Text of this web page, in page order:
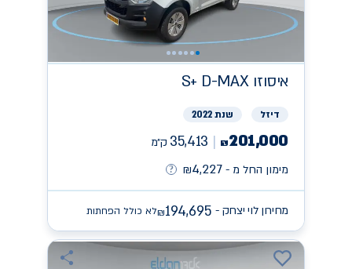
איסוזוS+ D-MAX
דיזל שנת 2022
₪201,000
35,413 ק״מ
מימון החל מ -
₪4,227
מחירון לוי יצחק - ₪194,695 לא כולל הפחתות